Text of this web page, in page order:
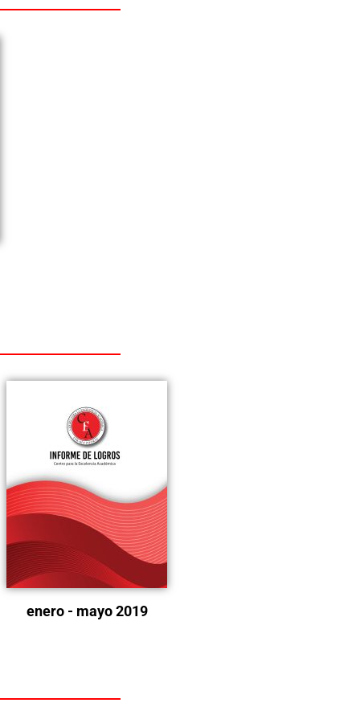
enero - mayo 2019